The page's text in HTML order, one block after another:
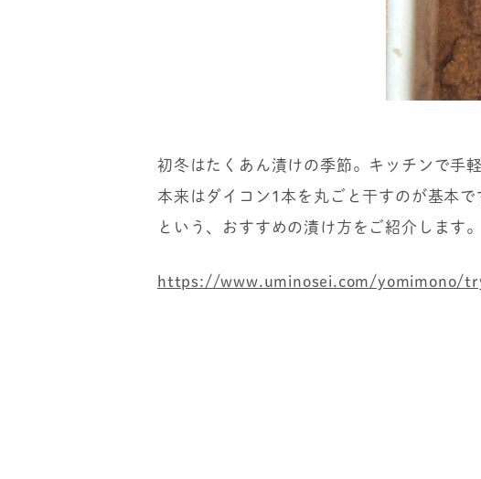
初冬はたくあん漬けの季節。キッチンで手
本来はダイコン1本を丸ごと干すのが基本
という、おすすめの漬け方をご紹介します。
https://www.uminosei.com/yomimono/